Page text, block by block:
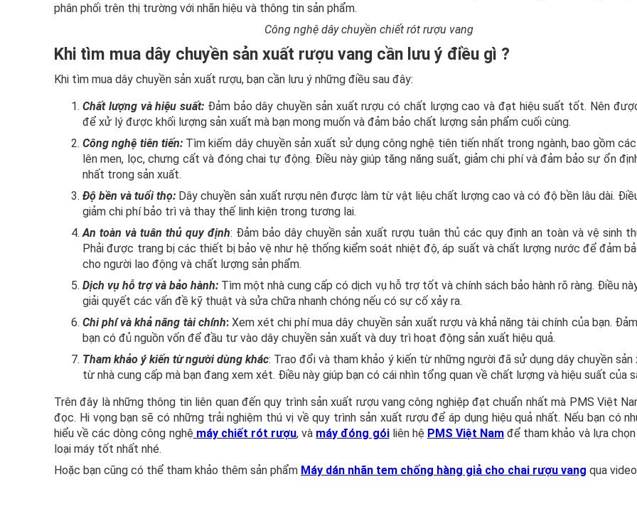
phân phối trên thị trường với nhãn hiệu và thông tin sản phẩm.
Công nghệ dây chuyền chiết rót rượu vang
Khi tìm mua dây chuyền sản xuất rượu vang cần lưu ý điều gì ?
Khi tìm mua dây chuyền sản xuất rượu, bạn cần lưu ý những điều sau đây:
Chất lượng và hiệu suất: Đảm bảo dây chuyền sản xuất rượu có chất lượng cao và đạt hiệu suất tốt. Nên
để xử lý được khối lượng sản xuất mà bạn mong muốn và đảm bảo chất lượng sản phẩm cuối cùng.
Công nghệ tiên tiến: Tìm kiếm dây chuyền sản xuất sử dụng công nghệ tiên tiến nhất trong ngành, bao gồm
lên men, lọc, chưng cất và đóng chai tự động. Điều này giúp tăng năng suất, giảm chi phí và đảm bảo sự ổn
nhất trong sản xuất.
Độ bền và tuổi thọ: Dây chuyền sản xuất rượu nên được làm từ vật liệu chất lượng cao và có độ bền lâu dài.
giảm chi phí bảo trì và thay thế linh kiện trong tương lai.
An toàn và tuân thủ quy định: Đảm bảo dây chuyền sản xuất rượu tuân thủ các quy định an toàn và vệ sinh
Phải được trang bị các thiết bị bảo vệ như hệ thống kiểm soát nhiệt độ, áp suất và chất lượng nước để đảm
cho người lao động và chất lượng sản phẩm.
Dịch vụ hỗ trợ và bảo hành: Tìm một nhà cung cấp có dịch vụ hỗ trợ tốt và chính sách bảo hành rõ ràng. Điều
giải quyết các vấn đề kỹ thuật và sửa chữa nhanh chóng nếu có sự cố xảy ra.
Chi phí và khả năng tài chính:Xem xét chi phí mua dây chuyền sản xuất rượu và khả năng tài chính của bạn.
bạn có đủ nguồn vốn để đầu tư vào dây chuyền sản xuất và duy trì hoạt động sản xuất hiệu quả.
Tham khảo ý kiến từ người dùng khác: Trao đổi và tham khảo ý kiến từ những người đã sử dụng dây chuyền sản
từ nhà cung cấp mà bạn đang xem xét. Điều này giúp bạn có cái nhìn tổng quan về chất lượng và hiệu suất của
Trên đây là những thông tin liên quan đến quy trình sản xuất rượu vang công nghiệp đạt chuẩn nhất mà PMS Việt
đọc. Hi vọng bạn sẽ có những trải nghiệm thú vị về quy trình sản xuất rượu để áp dụng hiệu quả nhất. Nếu bạn có
hiểu về các dòng công nghệ máy chiết rót rượu, và máy đóng góiliên hệ PMS Việt Nam để tham khảo và lựa
loại máy tốt nhất nhé.
Hoặc bạn cũng có thể tham khảo thêm sản phẩm Máy dán nhãn tem chống hàng giả cho chai rượu vang qua